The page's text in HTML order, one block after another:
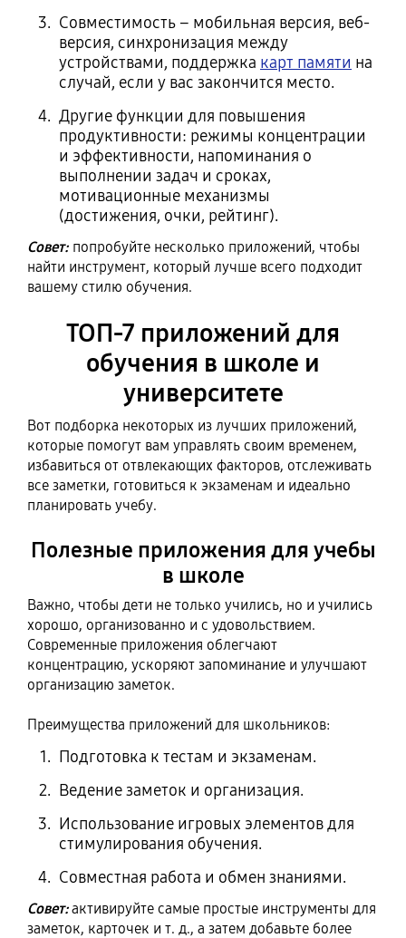
Совместимость – мобильная версия, веб-
версия, синхронизация между
устройствами, поддержка карт памяти на
случай, если у вас закончится место.
Другие функции для повышения
продуктивности: режимы концентрации
и эффективности, напоминания о
выполнении задач и сроках,
мотивационные механизмы
(достижения, очки, рейтинг).
Совет: попробуйте несколько приложений, чтобы
найти инструмент, который лучше всего подходит
вашему стилю обучения.
ТОП‑7 приложений для
обучения в школе и
университете
Вот подборка некоторых из лучших приложений,
которые помогут вам управлять своим временем,
избавиться от отвлекающих факторов, отслеживать
все заметки, готовиться к экзаменам и идеально
планировать учебу.
Полезные приложения для учебы
в школе
Важно, чтобы дети не только учились, но и учились
хорошо, организованно и с удовольствием.
Современные приложения облегчают
концентрацию, ускоряют запоминание и улучшают
организацию заметок.
Преимущества приложений для школьников:
Подготовка к тестам и экзаменам.
Ведение заметок и организация.
Использование игровых элементов для
стимулирования обучения.
Совместная работа и обмен знаниями.
Совет:активируйте самые простые инструменты для
заметок, карточек и т. д., а затем добавьте более